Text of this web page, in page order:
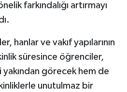
farkındalığı artırmayı
hanlar ve vakıf yapılarının
süresince öğrenciler,
yakından görecek hem de
unutulmaz bir